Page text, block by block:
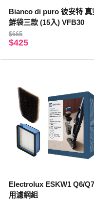
Bianco di puro 彼安特 真
鮮袋三款 (15入) VFB30
$665
$425
Electrolux ESKW1 Q6/
用濾網組